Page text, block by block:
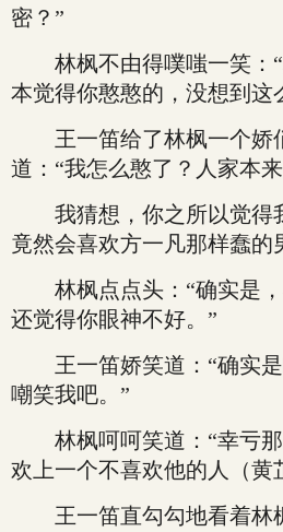
密？”
林枫不由得噗嗤一笑：“
本觉得你憨憨的，没想到这
王一笛给了林枫一个娇
道：“我怎么憨了？人家本
我猜想，你之所以觉得
竟然会喜欢方一凡那样蠢的
林枫点点头：“确实是，
还觉得你眼神不好。”
王一笛娇笑道：“确实是
嘲笑我吧。”
林枫呵呵笑道：“幸亏那
欢上一个不喜欢他的人（黄
王一笛直勾勾地看着林